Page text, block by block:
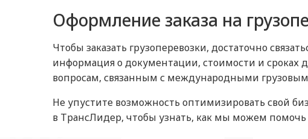
Оформление заказа на
Чтобы заказать грузоперевозки, достаточно
информация о документации, стоимости и
вопросам, связанным с международными
Не упустите возможность оптимизировать свой
в ТрансЛидер, чтобы узнать, как мы можем помочь